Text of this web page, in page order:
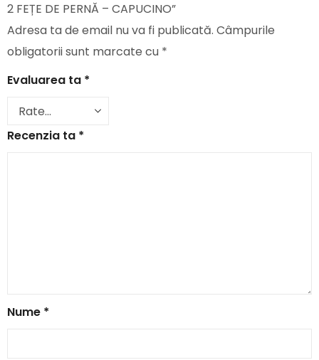
2 FEȚE DE PERNĂ – CAPUCINO”
Adresa ta de email nu va fi publicată. Câmpurile
obligatorii sunt marcate cu *
Evaluarea ta *
Recenzia ta *
Nume *